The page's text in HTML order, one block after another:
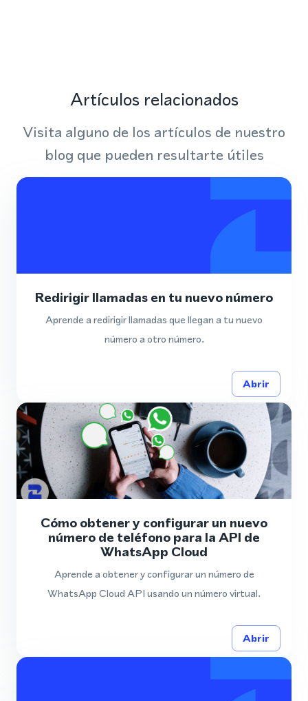
Artículos relacionados
Visita alguno de los artículos de nuestro
blog que pueden resultarte útiles
Redirigir llamadas en tu nuevo número
Aprende a redirigir llamadas que llegan a tu nuevo
número a otro número.
Abrir
Cómo obtener y configurar un nuevo
número de teléfono para la API de
WhatsApp Cloud
Aprende a obtener y configurar un número de
WhatsApp Cloud API usando un número virtual.
Abrir